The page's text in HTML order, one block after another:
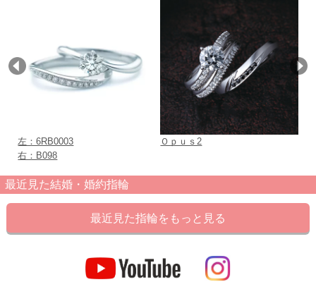
左：6RB0003
右：B098
Ｏｐｕｓ2
最近見た結婚・婚約指輪
最近見た指輪をもっと見る